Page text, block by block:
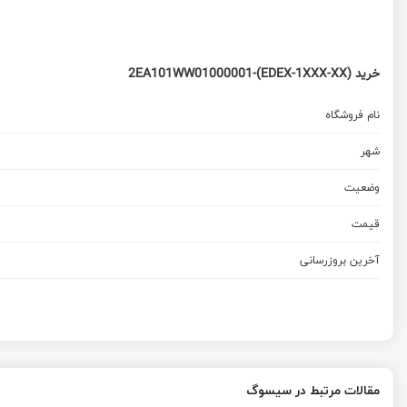
خرید 2EA101WW01000001-(EDEX-1XXX-XX)
نام فروشگاه
شهر
وضعیت
قیمت
آخرین بروزرسانی
مقالات مرتبط در سیسوگ